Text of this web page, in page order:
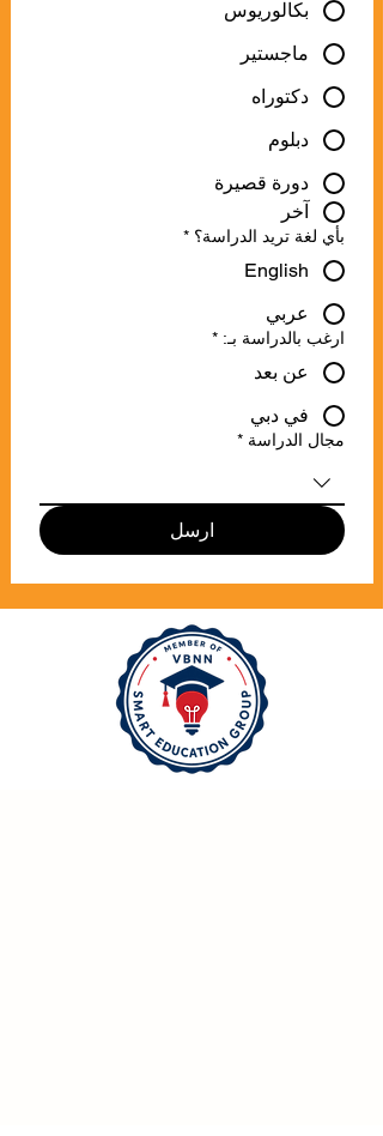
بكالوريوس
ماجستير
دكتوراه
دبلوم
دورة قصيرة
آخر
بأي لغة تريد الدراسة؟ *
English
عربي
ارغب بالدراسة بـ: *
عن بعد
في دبي
مجال الدراسة *
ارسل